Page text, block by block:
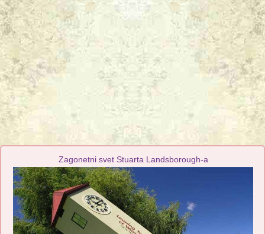
Zagonetni svet Stuarta Landsborough-a